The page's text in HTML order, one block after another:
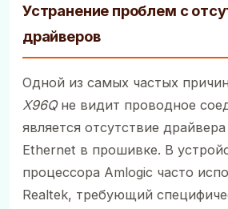
Устранение проблем с
драйверов
Одной из самых частых
X96Qне видит проводное
является отсутствие
Ethernet в прошивке. В
процессора Amlogic часто
Realtek, требующий